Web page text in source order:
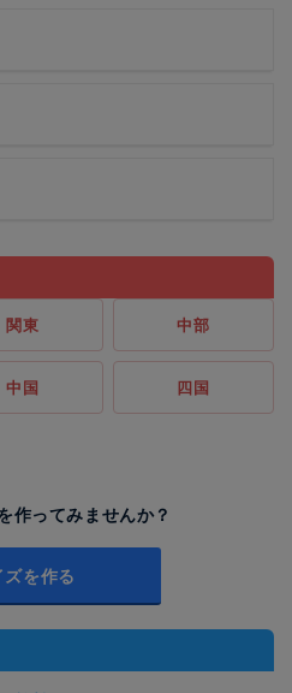
関東 中部
中国 四国
作ってみませんか？
ズを作る